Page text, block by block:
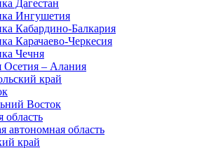
Дагестан
Ингушетия
Кабардино-Балкария
Карачаево-Черкесия
Чечня
Осетия – Алания
край
Восток
область
автономная область
край